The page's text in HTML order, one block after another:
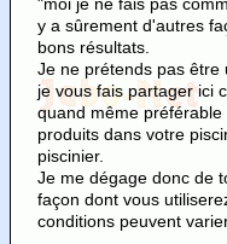
y a sûrement d'autres
bons résultats.
Je ne prétends pas être
je vous fais partager ici
quand même
produits dans votre
piscinier.
Je me dégage donc de
façon dont vous
conditions peuvent